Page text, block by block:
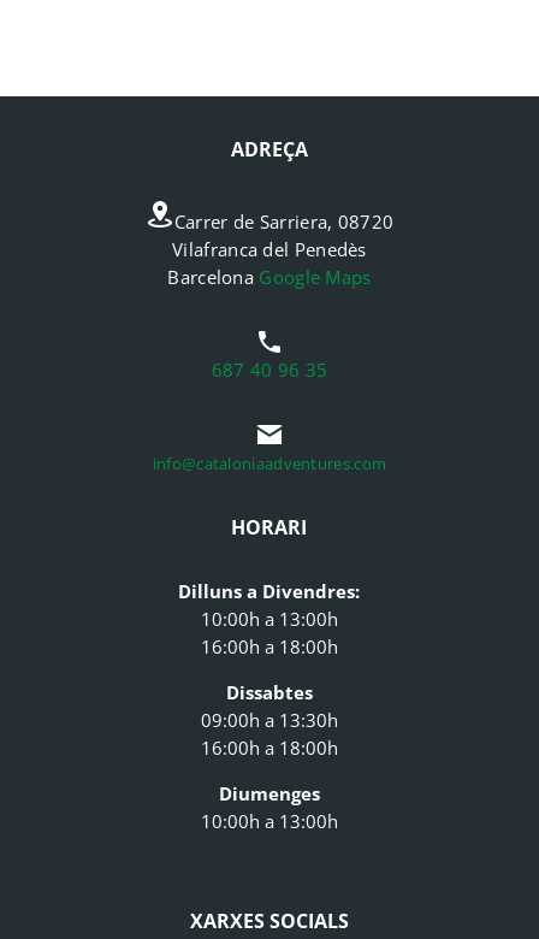
ADREÇA
Carrer de Sarriera, 08720
Vilafranca del Penedès
Barcelona Google Maps
687 40 96 35
info@cataloniaadventures.com
HORARI
Dilluns a Divendres:
10:00h a 13:00h
16:00h a 18:00h
Dissabtes
09:00h a 13:30h
16:00h a 18:00h
Diumenges
10:00h a 13:00h
XARXES SOCIALS